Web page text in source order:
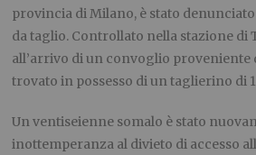
provincia di Milano, è stato
da taglio. Controllato nella stazione
all’arrivo di un convoglio proveniente
trovato in possesso di un taglierino di
Un ventiseienne somalo è stato
inottemperanza al divieto di accesso